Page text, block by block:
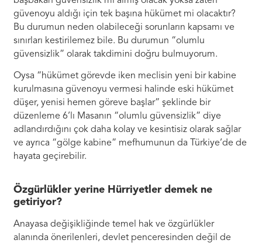
güvenoyu aldığı için tek başına hükümet mi olacaktır?
Bu durumun neden olabileceği sorunların kapsamı ve
sınırları kestirilemez bile. Bu durumun “olumlu
güvensizlik” olarak takdimini doğru bulmuyorum.
Oysa “hükümet görevde iken meclisin yeni bir kabine
kurulmasına güvenoyu vermesi halinde eski hükümet
düşer, yenisi hemen göreve başlar” şeklinde bir
düzenleme 6’lı Masanın “olumlu güvensizlik” diye
adlandırdığını çok daha kolay ve kesintisiz olarak sağlar
ve ayrıca “gölge kabine” mefhumunun da Türkiye’de de
hayata geçirebilir.
Özgürlükler yerine Hürriyetler demek ne
getiriyor?
Anayasa değişikliğinde temel hak ve özgürlükler
alanında önerilenleri, devlet penceresinden değil de